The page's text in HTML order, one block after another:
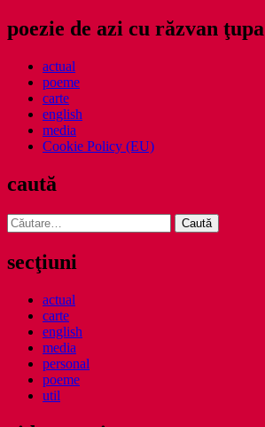
poezie de azi cu răzvan ţupa
actual
poeme
carte
english
media
Cookie Policy (EU)
caută
Caută
după:
secţiuni
actual
carte
english
media
personal
poeme
util